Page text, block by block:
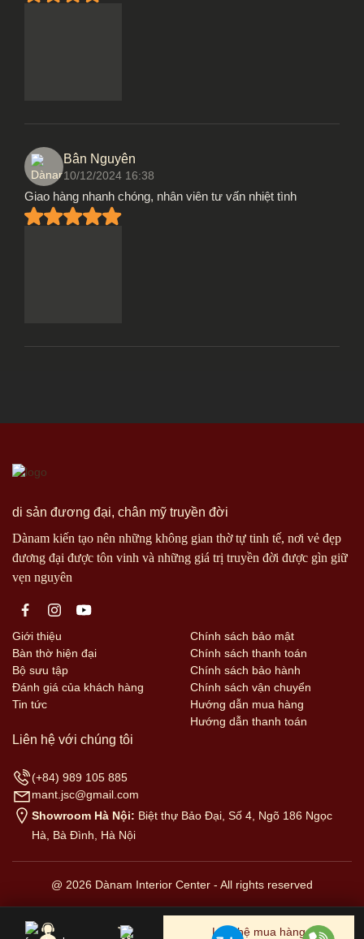
Bân Nguyên
10/12/2024 16:38
Giao hàng nhanh chóng, nhân viên tư vấn nhiệt tình
di sản đương đại, chân mỹ truyền đời
Dànam kiến tạo nên những không gian thờ tự tinh tế, nơi vẻ đẹp
đương đại được tôn vinh và những giá trị truyền đời được gìn giữ
vẹn nguyên
Giới thiệu
Bàn thờ hiện đại
Bộ sưu tập
Đánh giá của khách hàng
Tin tức
Chính sách bảo mật
Chính sách thanh toán
Chính sách bảo hành
Chính sách vận chuyển
Hướng dẫn mua hàng
Hướng dẫn thanh toán
Liên hệ với chúng tôi
(+84) 989 105 885
mant.jsc@gmail.com
Showroom Hà Nội: Biệt thự Bảo Đại, Số 4, Ngõ 186 Ngọc
Hà, Bà Đình, Hà Nội
@ 2026 Dànam Interior Center - All rights reserved
Liên hệ mua hàng